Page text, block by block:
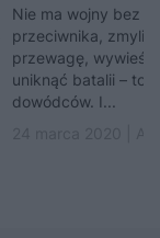
Nie ma wojny bez
przeciwnika, zmylić
przewagę, wywieść
uniknąć batalii – to
dowódców. I...